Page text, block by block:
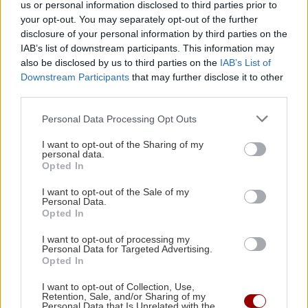
us or personal information disclosed to third parties prior to
your opt-out. You may separately opt-out of the further
disclosure of your personal information by third parties on the
IAB’s list of downstream participants. This information may
also be disclosed by us to third parties on the IAB’s List of
Downstream Participants that may further disclose it to other
Personal Data Processing Opt Outs
I want to opt-out of the Sharing of my
personal data.
Opted In
I want to opt-out of the Sale of my
Personal Data.
Opted In
I want to opt-out of processing my
Personal Data for Targeted Advertising.
Opted In
I want to opt-out of Collection, Use,
Retention, Sale, and/or Sharing of my
με δεξαμενή 20 εκατ. λίτρων κάτω από τη
θάλασσα
11:20
ΠΟΛΙΤΙΚΟ ΠΑΡΑΣΚΗΝΙΟ
11:09
ΟΙΚΟΝΟΜΙΑ
Επίδομα 150 ευρώ: Ποιοι θα πληρωθούν τέλη
Αυγούστου
Ιταλικά Μ.Μ.Ε κάνουν λόγο για συμφωνία του
ΟΦΗ με τον δεξιό μπακ της Μπάρι, Ντίκμαν
ΠΕΡΙΣΣΟΤΕΡΑ
ΚΡΗΤΗ
Χερσόνησος: Συνελήφθη ο
κυβερνήτης τους σκάφους
GOSSIP - LIFESTYLE
Ο Κωνσταντίνος Αργυρός